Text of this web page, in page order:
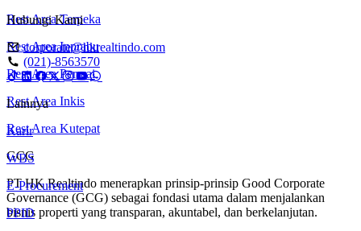
Rest Area Terpeka
Rest Area Inprabu
Rest Area Permai
Rest Area Inkis
Rest Area Kutepat
GCG
PT HK Realtindo menerapkan prinsip-prinsip Good Corporate
Governance (GCG) sebagai fondasi utama dalam menjalankan
bisnis properti yang transparan, akuntabel, dan berkelanjutan.
Hubungi Kami
corporate@hkrealtindo.com
(021)-8563570
Lainnya
Karir
WBS
E-Procurement
PPID